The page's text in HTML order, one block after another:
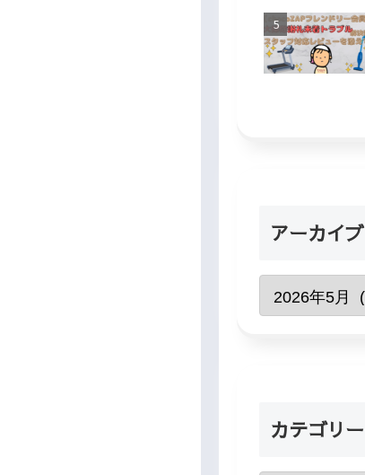
アーカイブ
カテゴリー